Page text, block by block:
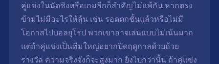
คู่แข่งในนัดชิงหรือเกมลีกก็สำคัญไม่แพ้กัน หากตรง
ข้ามไม่มีอะไรให้ลุ้น เช่น รอดตกชั้นแล้วหรือไม่มี
โอกาสไปบอลยุโรป พวกเขาอาจเล่นแบบไม่เน้นมาก
แต่ถ้าคู่แข่งเป็นทีมใหญ่อยากปิดฤดูกาลด้วยถ้วย
รางวัล ความจริงจังก็จะสูงมาก ยิ่งไปกว่านั้น ถ้าคู่แข่ง